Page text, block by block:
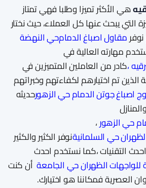
هي الأكثر تميزا وطلبا فهي تمتاز
التي يبحث عنها كل العملاء، حيث نختار
مقاول اصباغ الدمامحي النهضة
مهارته العالية في
،كادر من العاملين المتميزين في
الذين تم اختيارهم لكفاءتهم وخبراتهم
اصباغ جوتن الدمام حي الزهورحديثه
حي الزهور،
حي السلمانيةنوفر الكثير والكثير
التقنيات ،كما نستخدم احدث
للواجهات الظهران حي الجامعة أن كنت
العصرية فمكاننا هو اختيارك.